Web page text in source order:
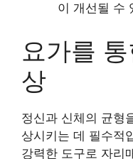
이 개선될 수
요가를
상
정신과 신체의 균형
상시키는 데 필수적
강력한 도구로 자리